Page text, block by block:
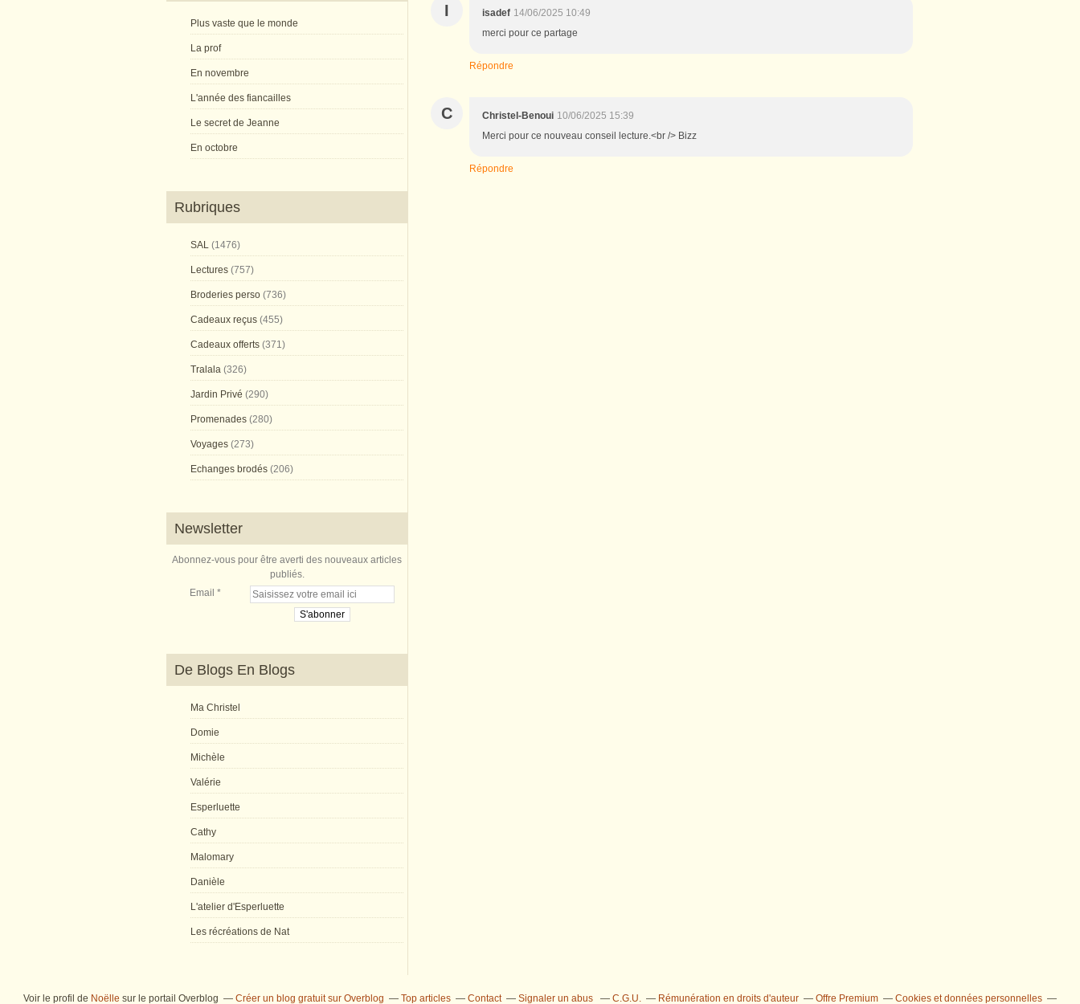
Plus vaste que le monde
La prof
En novembre
L'année des fiancailles
Le secret de Jeanne
En octobre
Rubriques
SAL (1476)
Lectures (757)
Broderies perso (736)
Cadeaux reçus (455)
Cadeaux offerts (371)
Tralala (326)
Jardin Privé (290)
Promenades (280)
Voyages (273)
Echanges brodés (206)
Newsletter
Abonnez-vous pour être averti des nouveaux articles
publiés.
Email
De Blogs En Blogs
Ma Christel
Domie
Michèle
Valérie
Esperluette
Cathy
Malomary
Danièle
L'atelier d'Esperluette
Les récréations de Nat
I isadef 14/06/2025 10:49
merci pour ce partage
Répondre
C Christel-Benoui 10/06/2025 15:39
Merci pour ce nouveau conseil lecture.<br /> Bizz
Répondre
Voir le profil de Noëlle sur le portail Overblog Créer un blog gratuit sur Overblog Top articles Contact Signaler un abus C.G.U. Rémunération en droits d'auteur Offre Premium
Cookies et données personnelles